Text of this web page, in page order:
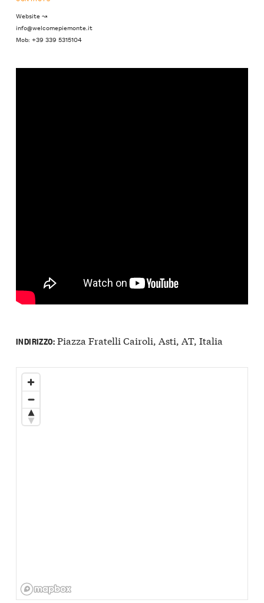
Website ↝
info@welcomepiemonte.it
Mob: +39 339 5315104
INDIRIZZO:Piazza Fratelli Cairoli, Asti, AT, Italia